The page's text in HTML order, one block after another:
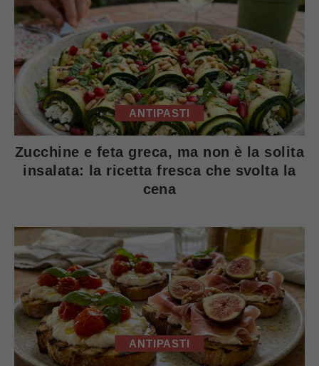
ANTIPASTI
Zucchine e feta greca, ma non è la solita
insalata: la ricetta fresca che svolta la
cena
ANTIPASTI